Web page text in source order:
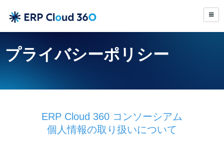
プライバシーポリシー
ERP Cloud 360 コンソーシアム
個人情報の取り扱いについて